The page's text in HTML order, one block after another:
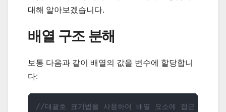
대해 알아보겠습니다.
배열 구조 분해
보통 다음과 같이 배열의 값을 변수에 할당합니
다:
//대괄호 표기법을 사용하여 배열 요소에 접근